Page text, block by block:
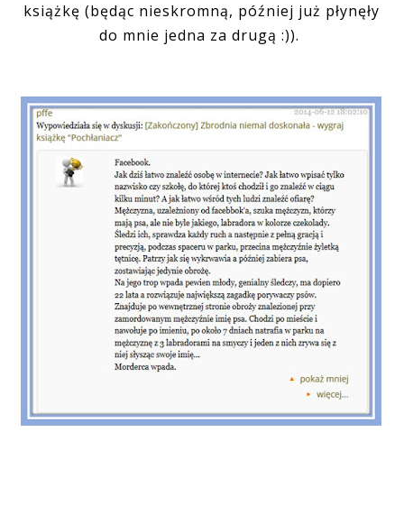
książkę (będąc nieskromną, później już płynęły
do mnie jedna za drugą :)).